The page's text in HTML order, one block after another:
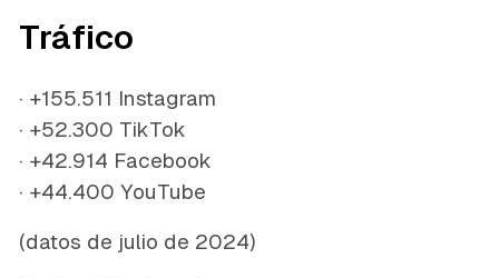
Tráfico
· +155.511 Instagram
· +52.300 TikTok
· +42.914 Facebook
· +44.400 YouTube
(datos de julio de 2024)